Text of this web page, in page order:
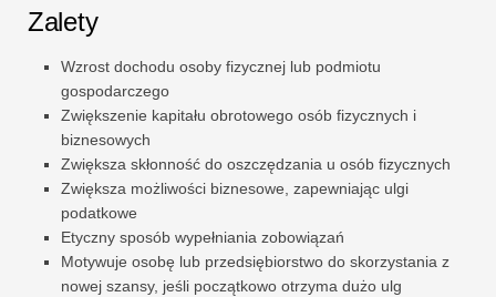
Zalety
Wzrost dochodu osoby fizycznej lub podmiotu
gospodarczego
Zwiększenie kapitału obrotowego osób fizycznych i
biznesowych
Zwiększa skłonność do oszczędzania u osób fizycznych
Zwiększa możliwości biznesowe, zapewniając ulgi
podatkowe
Etyczny sposób wypełniania zobowiązań
Motywuje osobę lub przedsiębiorstwo do skorzystania z
nowej szansy, jeśli początkowo otrzyma dużo ulg